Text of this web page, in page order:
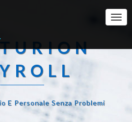
E Personale Senza Problemi